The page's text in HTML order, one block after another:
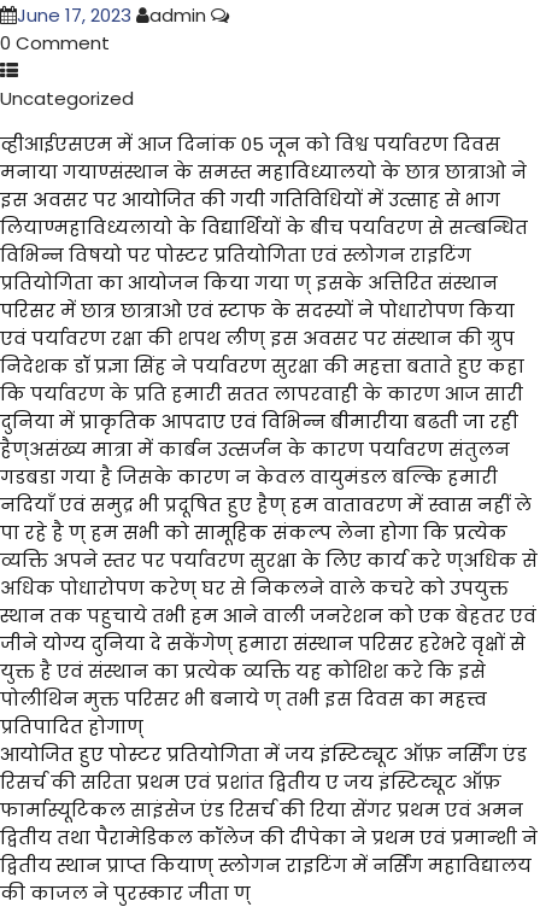
June 17, 2023
admin
0 Comment
Uncategorized
व्हीआईएसएम में आज दिनांक 05 जून को विश्व पर्यावरण दिवस
मनाया गयाण्संस्थान के समस्त महाविध्यालयो के छात्र छात्राओ ने
इस अवसर पर आयोजित की गयी गतिविधियों में उत्साह से भाग
लियाण्महाविध्यलायो के विद्यार्थियों के बीच पर्यावरण से सम्बन्धित
विभिन्न विषयो पर पोस्टर प्रतियोगिता एवं स्लोगन राइटिंग
प्रतियोगिता का आयोजन किया गया ण् इसके अत्तिरित संस्थान
परिसर में छात्र छात्राओ एवं स्टाफ के सदस्यों ने पोधारोपण किया
एवं पर्यावरण रक्षा की शपथ लीण् इस अवसर पर संस्थान की ग्रुप
निदेशक डॉ प्रज्ञा सिंह ने पर्यावरण सुरक्षा की महत्ता बताते हुए कहा
कि पर्यावरण के प्रति हमारी सतत लापरवाही के कारण आज सारी
दुनिया में प्राकृतिक आपदाए एवं विभिन्न बीमारीया बढती जा रही
हैण्असंख्य मात्रा में कार्बन उत्सर्जन के कारण पर्यावरण संतुलन
गडबडा गया है जिसके कारण न केवल वायुमंडल बल्कि हमारी
नदियाँ एवं समुद्र भी प्रदूषित हुए हैण् हम वातावरण में स्वास नहीं ले
पा रहे है ण् हम सभी को सामूहिक संकल्प लेना होगा कि प्रत्येक
व्यक्ति अपने स्तर पर पर्यावरण सुरक्षा के लिए कार्य करे ण्अधिक से
अधिक पोधारोपण करेण् घर से निकलने वाले कचरे को उपयुक्त
स्थान तक पहुचाये तभी हम आने वाली जनरेशन को एक बेहतर एवं
जीने योग्य दुनिया दे सकेंगेण् हमारा संस्थान परिसर हरेभरे वृक्षों से
युक्त है एवं संस्थान का प्रत्येक व्यक्ति यह कोशिश करे कि इसे
पोलीथिन मुक्त परिसर भी बनाये ण् तभी इस दिवस का महत्त्व
प्रतिपादित होगाण्
आयोजित हुए पोस्टर प्रतियोगिता में जय इंस्टिट्यूट ऑफ़ नर्सिंग एंड
रिसर्च की सरिता प्रथम एवं प्रशांत द्वितीय ए जय इंस्टिट्यूट ऑफ़
फार्मास्यूटिकल साइंसेज एंड रिसर्च की रिया सेंगर प्रथम एवं अमन
द्वितीय तथा पैरामेडिकल कॉलेज की दीपेका ने प्रथम एवं प्रमान्शी ने
द्वितीय स्थान प्राप्त कियाण् स्लोगन राइटिंग में नर्सिंग महाविद्यालय
की काजल ने पुरस्कार जीता ण्